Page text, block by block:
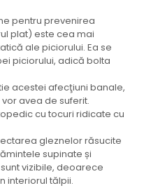
pentru prevenirea
plat) este cea mai
ale piciorului. Ea se
piciorului, adică bolta
acestei afecţiuni banale,
avea de suferit.
cu tocuri ridicate cu
gleznelor răsucite
supinate și
vizibile, deoarece
interiorul tălpii.